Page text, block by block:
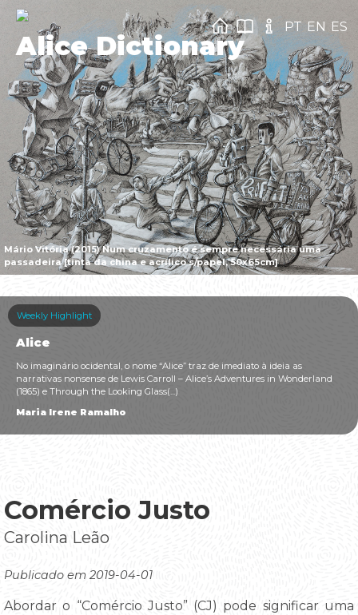
Mário Vitória (2015) Num cruzamento é sempre necessária uma
passadeira [tinta da china e acrílico s/papel, 50x65cm]
Alice Dictionary
PT EN ES
Weekly Highlight
Alice
No imaginário ocidental, o nome “Alice” traz de imediato à ideia as
narrativas nonsense de Lewis Carroll – Alice’s Adventures in Wonderland
(1865) e Through the Looking Glass(...)
Maria Irene Ramalho
Comércio Justo
Carolina Leão
Publicado em 2019-04-01
Abordar o “Comércio Justo” (CJ) pode significar uma